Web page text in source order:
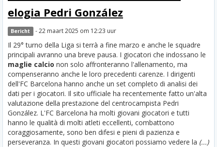
elogia Pedri González
Bericht - 22 maart 2025 om 12:23 uur
Il 29° turno della Liga si terrà a fine marzo e anche le squadre
principali avranno una breve pausa. I giocatori che indossano le
maglie calcio non solo affronteranno l'allenamento, ma
compenseranno anche le loro precedenti carenze. I dirigenti
dell'FC Barcelona hanno anche un set completo di analisi dei
dati per i giocatori. Il sito ufficiale ha recentemente fatto un'alta
valutazione della prestazione del centrocampista Pedri
González. L'FC Barcelona ha molti giovani giocatori e tutti
hanno le qualità di molti atleti eccellenti, combattono
coraggiosamente, sono ben difesi e pieni di pazienza e
perseveranza. In questi giovani giocatori possiamo vedere la (...)